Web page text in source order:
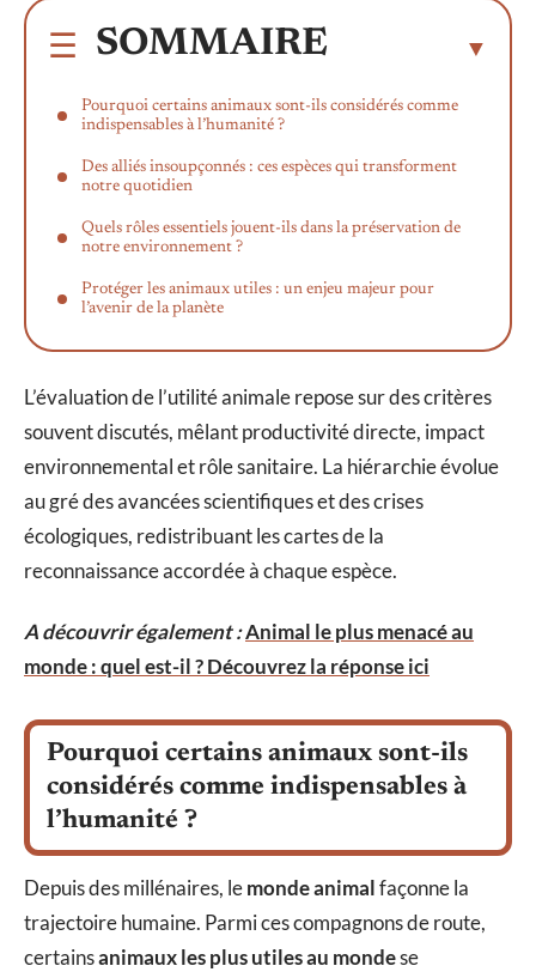
SOMMAIRE
Pourquoi certains animaux sont-ils considérés comme
indispensables à l’humanité ?
Des alliés insoupçonnés : ces espèces qui transforment
notre quotidien
Quels rôles essentiels jouent-ils dans la préservation de
notre environnement ?
Protéger les animaux utiles : un enjeu majeur pour
l’avenir de la planète
L’évaluation de l’utilité animale repose sur des critères
souvent discutés, mêlant productivité directe, impact
environnemental et rôle sanitaire. La hiérarchie évolue
au gré des avancées scientifiques et des crises
écologiques, redistribuant les cartes de la
reconnaissance accordée à chaque espèce.
A découvrir également :Animal le plus menacé au
monde : quel est-il ? Découvrez la réponse ici
Pourquoi certains animaux sont-ils
considérés comme indispensables à
l’humanité ?
Depuis des millénaires, lemonde animalfaçonne la
trajectoire humaine. Parmi ces compagnons de route,
certainsanimaux les plus utiles au mondese